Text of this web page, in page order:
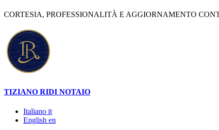
CORTESIA, PROFESSIONALITÀ E AGGIORNAMENTO
TIZIANO RIDI NOTAIO
Italiano it
English en